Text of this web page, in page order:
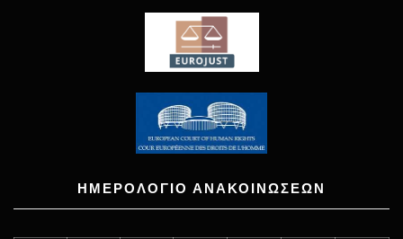
ΗΜΕΡΟΛΟΓΙΟ ΑΝΑΚΟΙΝΩΣΕΩΝ